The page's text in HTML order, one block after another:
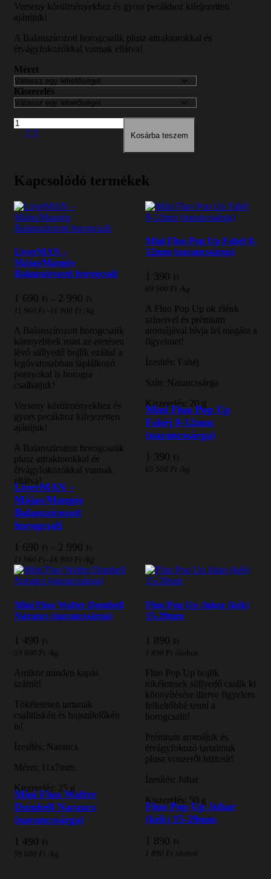
Verseny körülményekhez és gyors pecákhoz kifejezetten
ajánljuk!
A Balanszírozott horogcsalik plusz attraktorokkal és
étvágyfokozókkal vannak ellátva!
Méret
Kiszerelés
Mennyiség
Kosárba teszem
Kapcsolódó termékek
LiverMAN –
Májas/Mangós
Balanszírozott horogcsali
1 690 Ft – 2 990 Ft
1
-
2
990 Ft
11 960 Ft 16 900 Ft kg
A Balanszírozott horogcsalik
könnyebbek mint az etetésen
lévő süllyedő bojlik ezáltal a
legóvatosabban táplálkozó
pontyokat is horogra
csalhatjuk!
Verseny körülményekhez és
gyors pecákhoz kifejezetten
ajánljuk!
A Balanszírozott horogcsalik
plusz attraktorokkal és
étvágyfokozókkal vannak
ellátva!
LiverMAN –
Májas/Mangós
Balanszírozott
horogcsali
1 690 Ft – 2 990 Ft
1
690 Ft
-
2
990 Ft
11 960 Ft 16 900 Ft kg
Mini Fluo Pop Up Fahéj 8-
12mm (narancssárga)
1 390 Ft
69 500 Ft kg
A Fluo Pop Up ok élénk
színeivel és prémium
aromájával hívja fel magára a
figyelmet!
Ízesítés: Fahéj
Szín: Narancssárga
Kiszerelés: 20 g
Mini Fluo Pop Up
Fahéj 8-12mm
(narancssárga)
1 390 Ft
69 500 Ft kg
Mini Fluo Wafter Dumbell
Narancs (narancssárga)
1 490 Ft
59 600 Ft kg
Amikor minden kapás
számít!
Tökéletesen tartanak
csalitüskén és hajszálelőkén
is!
Ízesítés: Narancs
Méret: 11x7mm
Kiszerelés: 25 g
Mini Fluo Wafter
Dumbell Narancs
(narancssárga)
1 490 Ft
59 600 Ft kg
Fluo Pop Up Juhar (kék)
15-20mm
1 890 Ft
1 890 Ft /doboz
Fluo Pop Up bojlik
tökéletesek süllyedő csalik ki
könnyítésére illetve figyelem
felkeltőbbé tenni a
horogcsalit!
Prémium aromájuk és
étvágyfokozó tartalmuk
plusz vonzerőt biztosít!
Ízesítés: Juhar
Kiszerelés: 50 g
Fluo Pop Up Juhar
(kék) 15-20mm
1 890 Ft
1 890 Ft /doboz